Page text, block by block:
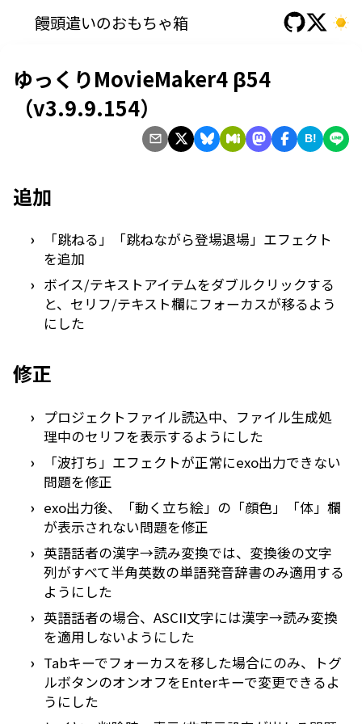
饅頭遣いのおもちゃ箱
ゆっくりMovieMaker4 β54
（v3.9.9.154）
B!
追加
「跳ねる」「跳ねながら登場退場」エフェクト
を追加
ボイス/テキストアイテムをダブルクリックする
と、セリフ/テキスト欄にフォーカスが移るよう
にした
修正
プロジェクトファイル読込中、ファイル生成処
理中のセリフを表示するようにした
「波打ち」エフェクトが正常にexo出力できない
問題を修正
exo出力後、「動く立ち絵」の「顔色」「体」欄
が表示されない問題を修正
英語話者の漢字→読み変換では、変換後の文字
列がすべて半角英数の単語発音辞書のみ適用する
ようにした
英語話者の場合、ASCII文字には漢字→読み変換
を適用しないようにした
Tabキーでフォーカスを移した場合にのみ、トグ
ルボタンのオンオフをEnterキーで変更できるよ
うにした